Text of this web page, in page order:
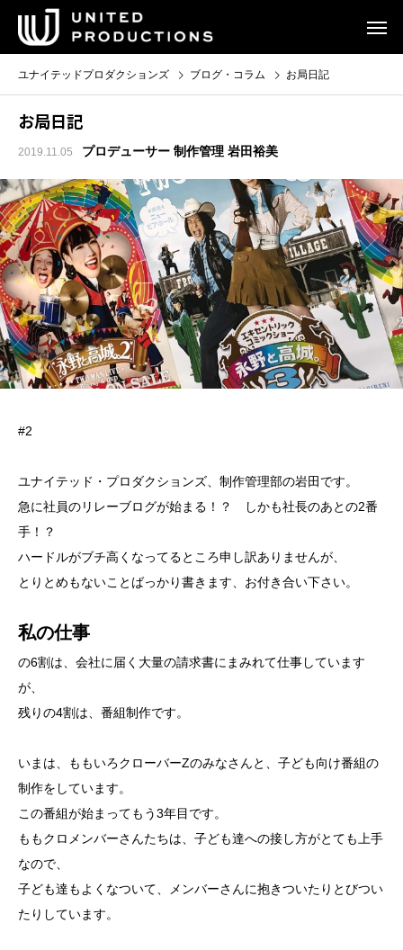
ユナイテッドプロダクションズ ブログ・コラム お局日記
お局日記
2019.11.05 プロデューサー 制作管理 岩田裕美
#2
ユナイテッド・プロダクションズ、制作管理部の岩田です。
急に社員のリレーブログが始まる！？ しかも社長のあとの2番
手！？
ハードルがブチ高くなってるところ申し訳ありませんが、
とりとめもないことばっかり書きます、お付き合い下さい。
私の仕事
の6割は、会社に届く大量の請求書にまみれて仕事しています
が、
残りの4割は、番組制作です。
いまは、ももいろクローバーZのみなさんと、子ども向け番組の
制作をしています。
この番組が始まってもう3年目です。
ももクロメンバーさんたちは、子ども達への接し方がとても上手
なので、
子ども達もよくなついて、メンバーさんに抱きついたりとびつい
たりしています。